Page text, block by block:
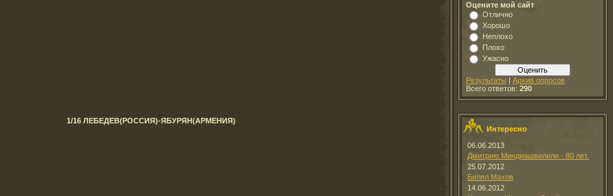
1/16 ЛЕБЕДЕВ(РОССИЯ)-ЯБУРЯН(АРМЕНИЯ)
Оцените мой сайт
Отлично
Хорошо
Неплохо
Плохо
Ужасно
Результаты | Архив опросов
Всего ответов: 290
Интересно
06.06.2013
Дмитрию Миндиашвилили - 80 лет.
25.07.2012
Билял Махов
14.06.2012